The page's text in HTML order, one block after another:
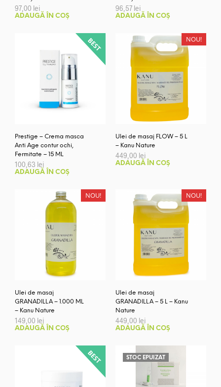
97,00 lei
ADAUGĂ ÎN COȘ
96,57 lei
ADAUGĂ ÎN COȘ
Prestige – Crema masca
Anti Age contur ochi,
Fermitate – 15 ML
100,63 lei
ADAUGĂ ÎN COȘ
NOU!
Ulei de masaj FLOW – 5 L
– Kanu Nature
449,00 lei
ADAUGĂ ÎN COȘ
NOU!
Ulei de masaj
GRANADILLA – 1.000 ML
– Kanu Nature
149,00 lei
ADAUGĂ ÎN COȘ
NOU!
Ulei de masaj
GRANADILLA – 5 L – Kanu
Nature
449,00 lei
ADAUGĂ ÎN COȘ
STOC EPUIZAT